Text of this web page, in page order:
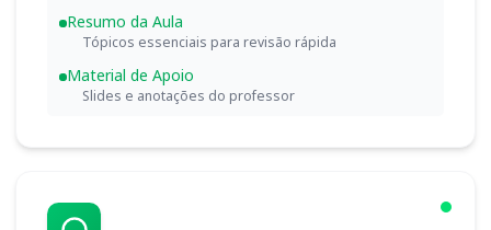
Resumo da Aula
Tópicos essenciais para revisão rápida
Material de Apoio
Slides e anotações do professor